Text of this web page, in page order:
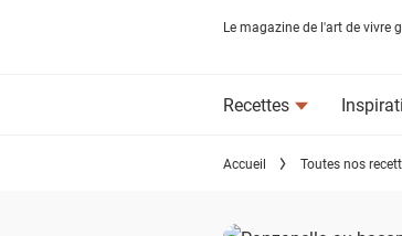
Le magazine de l'art de vivre
Recettes
Accueil Toutes nos